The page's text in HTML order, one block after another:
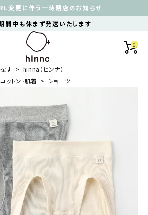
変更に伴う一時閉店のお知らせ
間中も休まず発送いたします
0
す
hinna（ヒンナ）
ットン・肌着 ショーツ